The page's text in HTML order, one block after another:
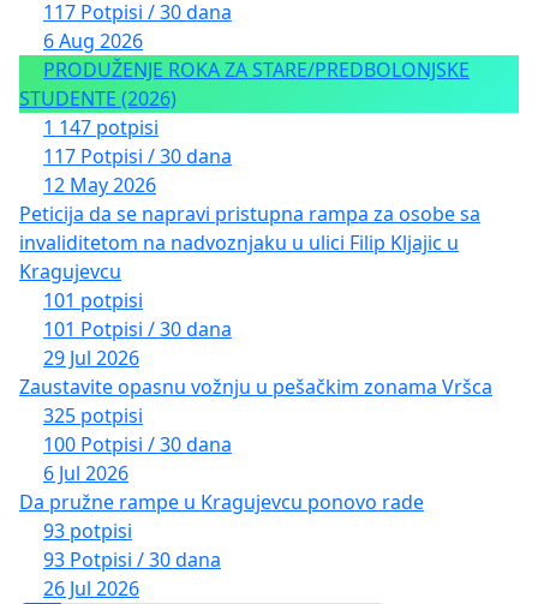
117 Potpisi / 30 dana
6 Aug 2026
PRODUŽENJE ROKA ZA STARE/PREDBOLONJSKE
STUDENTE (2026)
1 147 potpisi
117 Potpisi / 30 dana
12 May 2026
Peticija da se napravi pristupna rampa za osobe sa
invaliditetom na nadvoznjaku u ulici Filip Kljajic u
Kragujevcu
101 potpisi
101 Potpisi / 30 dana
29 Jul 2026
Zaustavite opasnu vožnju u pešačkim zonama Vršca
325 potpisi
100 Potpisi / 30 dana
6 Jul 2026
Da pružne rampe u Kragujevcu ponovo rade
93 potpisi
93 Potpisi / 30 dana
26 Jul 2026